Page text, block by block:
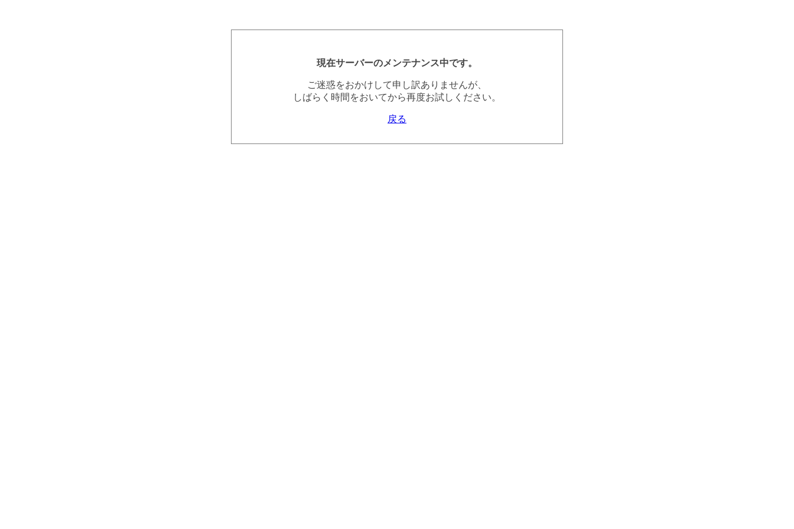
現在サーバーのメンテナンス中です。
ご迷惑をおかけして申し訳ありませんが、
しばらく時間をおいてから再度お試しください。
戻る